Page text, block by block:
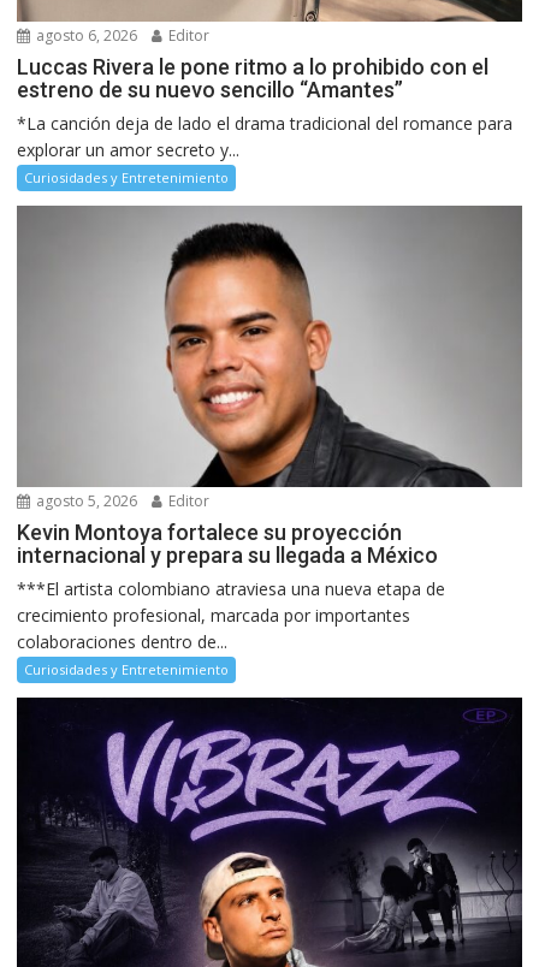
agosto 6, 2026 Editor
Luccas Rivera le pone ritmo a lo prohibido con el
estreno de su nuevo sencillo “Amantes”
*La canción deja de lado el drama tradicional del romance para
explorar un amor secreto y...
Curiosidades y Entretenimiento
agosto 5, 2026 Editor
Kevin Montoya fortalece su proyección
internacional y prepara su llegada a México
***El artista colombiano atraviesa una nueva etapa de
crecimiento profesional, marcada por importantes
colaboraciones dentro de...
Curiosidades y Entretenimiento